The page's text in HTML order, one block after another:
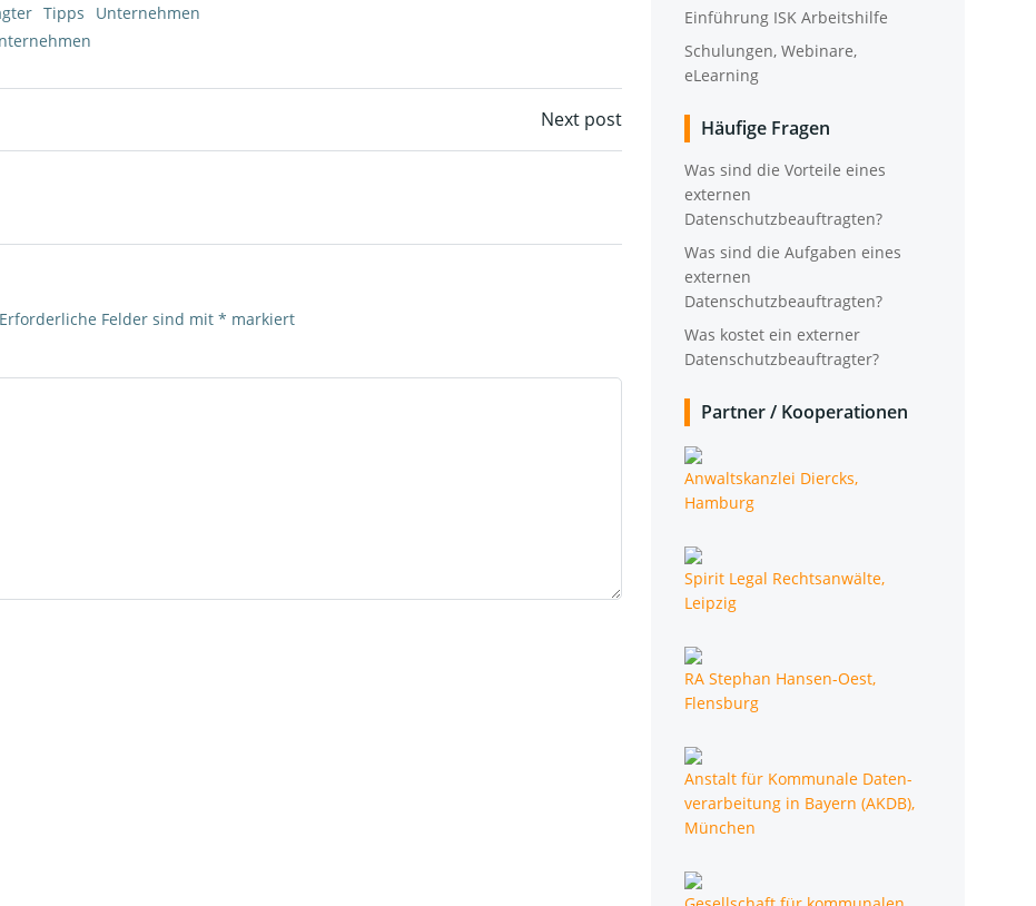
Tipps
Unternehmen
navigation
Next post
Erforderliche Felder sind mit * markiert
Ein­füh­rung ISK Arbeitshilfe
Schu­lun­gen, Web­i­na­re,
eLearning
Häu­fi­ge Fragen
Was sind die Vor­tei­le eines
exter­nen
Datenschutzbeauftragten?
Was sind die Auf­ga­ben eines
exter­nen
Datenschutzbeauftragten?
Was kos­tet ein exter­ner
Datenschutzbeauftragter?
Part­ner /​ Koope­ra­tio­nen
Anwalts­kanz­lei Diercks,
Hamburg
Spi­rit Legal Rechts­an­wäl­te,
Leipzig
RA Ste­phan Han­sen-Oest,
Flensburg
Anstalt für Kom­mu­na­le Daten­
ver­ar­bei­tung in Bay­ern (AKDB),
München